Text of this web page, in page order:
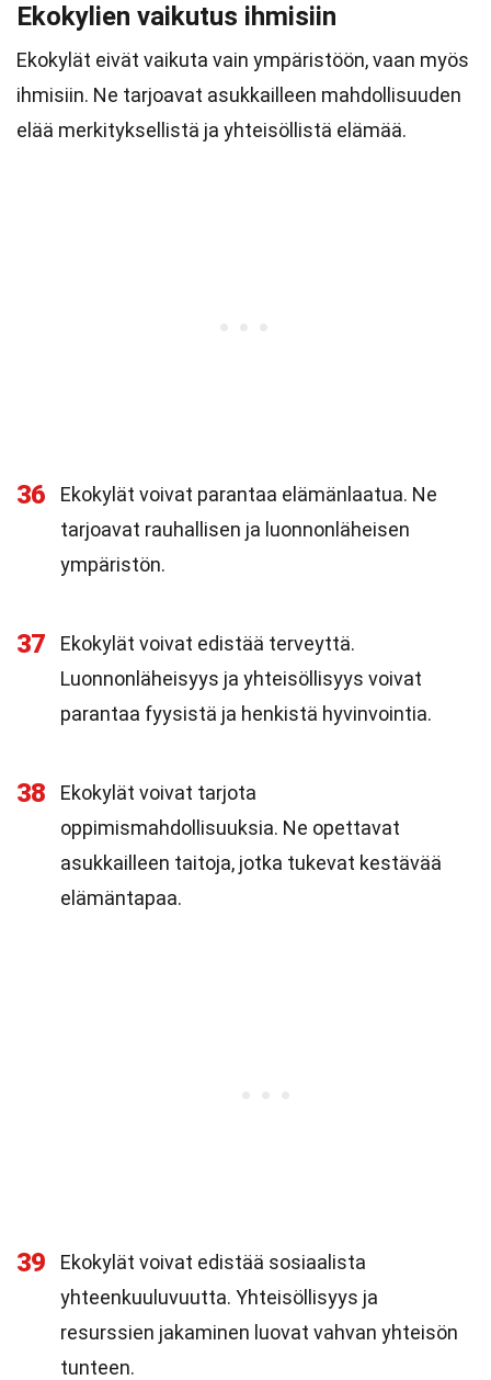
Ekokylien vaikutus ihmisiin
Ekokylät eivät vaikuta vain ympäristöön, vaan myös
ihmisiin. Ne tarjoavat asukkailleen mahdollisuuden
elää merkityksellistä ja yhteisöllistä elämää.
36
Ekokylät voivat parantaa elämänlaatua. Ne
tarjoavat rauhallisen ja luonnonläheisen
ympäristön.
37
Ekokylät voivat edistää terveyttä.
Luonnonläheisyys ja yhteisöllisyys voivat
parantaa fyysistä ja henkistä hyvinvointia.
38
Ekokylät voivat tarjota
oppimismahdollisuuksia. Ne opettavat
asukkailleen taitoja, jotka tukevat kestävää
elämäntapaa.
39
Ekokylät voivat edistää sosiaalista
yhteenkuuluvuutta. Yhteisöllisyys ja
resurssien jakaminen luovat vahvan yhteisön
tunteen.